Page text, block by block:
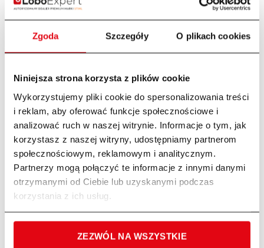
Zgoda Szczegóły O plikach cookies
Niniejsza strona korzysta z plików cookie
Wykorzystujemy pliki cookie do spersonalizowania treści
i reklam, aby oferować funkcje społecznościowe i
analizować ruch w naszej witrynie. Informacje o tym, jak
korzystasz z naszej witryny, udostępniamy partnerom
społecznościowym, reklamowym i analitycznym.
Partnerzy mogą połączyć te informacje z innymi danymi
otrzymanymi od Ciebie lub uzyskanymi podczas
korzystania z ich usług.
ZEZWÓL NA WSZYSTKIE
Zestaw serwisowy nr 9 do MS 171, MS
Zestaw serwisowy nr 14 do MS 462
Zestaw serwisowy 19 do pilarek
spalinowych MS 182 i MS 212 STIHL
Zestaw serwisowy 18 do pił
spalinowych MS 162, MS 172 STIHL